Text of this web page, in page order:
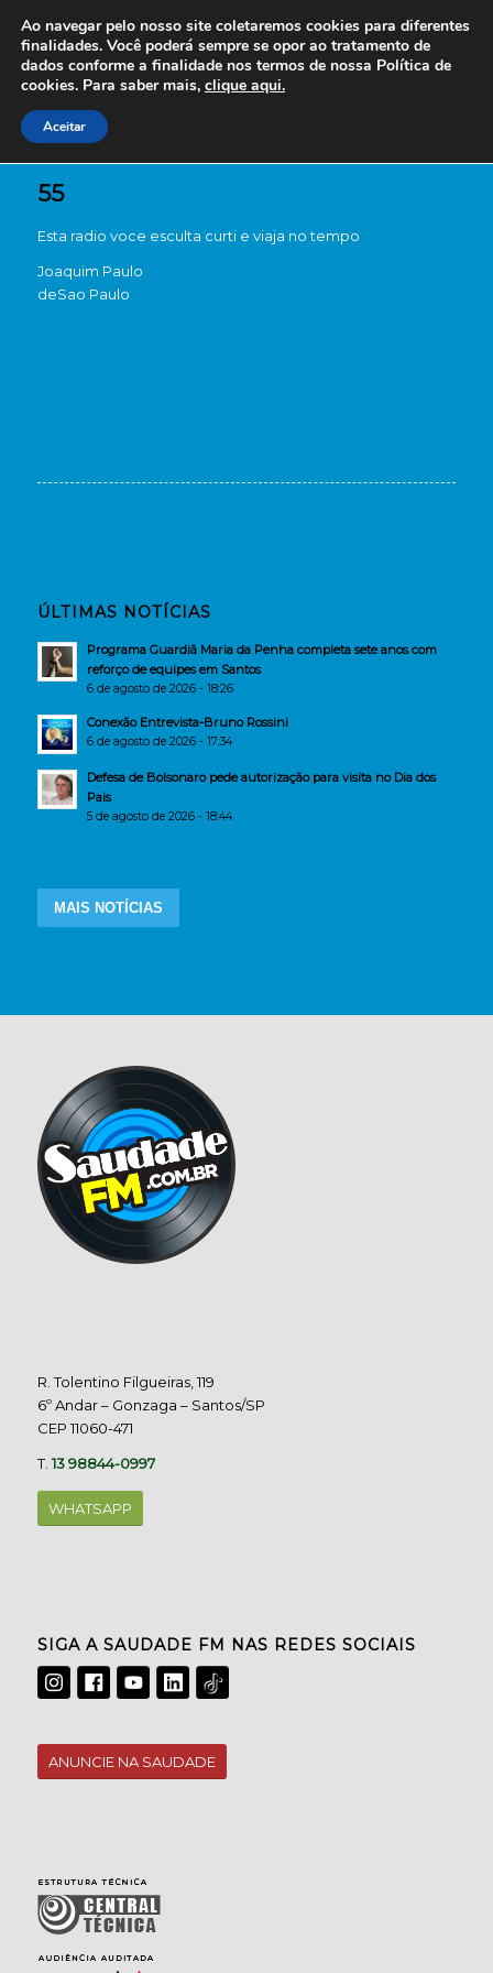
55
Esta radio voce esculta curti e viaja no tempo
Joaquim Paulo
deSao Paulo
ÚLTIMAS NOTÍCIAS
Programa Guardiã Maria da Penha completa sete anos com
reforço de equipes em Santos
6 de agosto de 2026 - 18:26
Conexão Entrevista-Bruno Rossini
6 de agosto de 2026 - 17:34
Defesa de Bolsonaro pede autorização para visita no Dia dos
Pais
5 de agosto de 2026 - 18:44
MAIS NOTÍCIAS
R. Tolentino Filgueiras, 119
6º Andar – Gonzaga – Santos/SP
CEP 11060-471
T.13 98844-0997
WHATSAPP
SIGA A SAUDADE FM NAS REDES SOCIAIS
ANUNCIE NA SAUDADE
Ao navegar pelo nosso site coletaremos cookies para diferentes
finalidades. Você poderá sempre se opor ao tratamento de
dados conforme a finalidade nos termos de nossa Política de
cookies. Para saber mais, clique aqui.
Aceitar